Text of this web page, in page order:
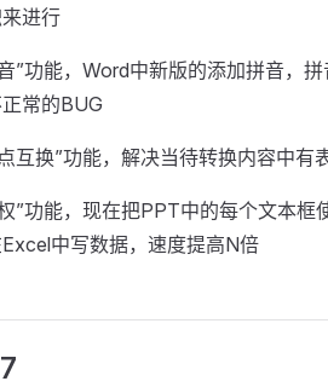
进行
”功能，Word中新版的添加拼音，
常的BUG
互换”功能，解决当待转换内容中有
”功能，现在把PPT中的每个文本
中写数据，速度提高N倍